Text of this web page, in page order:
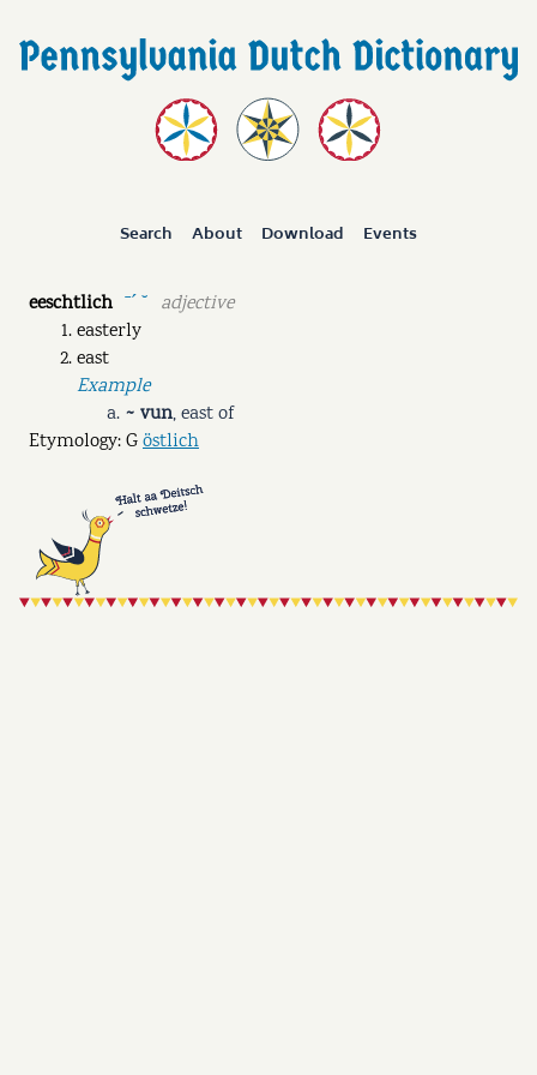
Search About Download Events
eeschtlich ˉˊ ˘
adjective
easterly
east
Example
~ vun,east of
Etymology: Göstlich